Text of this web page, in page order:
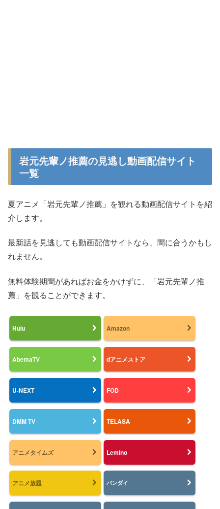
岩元先輩ノ推薦の見逃し動画配信サイト
一覧
夏アニメ「岩元先輩ノ推薦」を観れる動画配信サイトを紹
介します。
最新話を見逃しても動画配信サイトなら、間に合うかもし
れません。
無料体験期間があればお金をかけずに、「岩元先輩ノ推
薦」を観ることができます。
Hulu Amazon
AbemaTV dアニメストア
U-NEXT FOD
DMM TV TELASA
アニメタイムズ Lemino
アニメ放題 バンダイ